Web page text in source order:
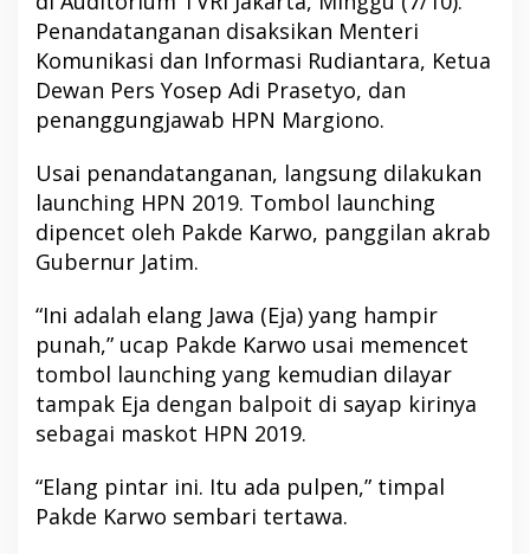
Penandatanganan disaksikan Menteri
Komunikasi dan Informasi Rudiantara, Ketua
Dewan Pers Yosep Adi Prasetyo, dan
penanggungjawab HPN Margiono.
Usai penandatanganan, langsung dilakukan
launching HPN 2019. Tombol launching
dipencet oleh Pakde Karwo, panggilan akrab
Gubernur Jatim.
“Ini adalah elang Jawa (Eja) yang hampir
punah,” ucap Pakde Karwo usai memencet
tombol launching yang kemudian dilayar
tampak Eja dengan balpoit di sayap kirinya
sebagai maskot HPN 2019.
“Elang pintar ini. Itu ada pulpen,” timpal
Pakde Karwo sembari tertawa.